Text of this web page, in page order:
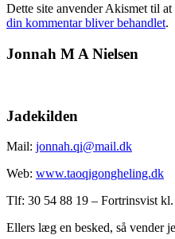
Dette site anvender Akismet til at
din kommentar bliver behandlet.
Jonnah M A Nielsen
Jadekilden
Mail: jonnah.qi@mail.dk
Web: www.taoqigongheling.dk
Tlf: 30 54 88 19 – Fortrinsvist kl.
Ellers læg en besked, så vender